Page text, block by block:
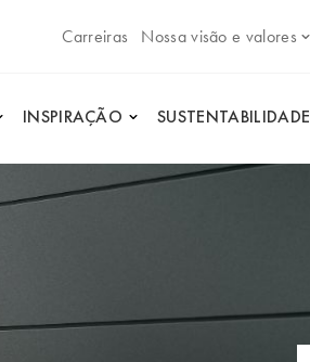
Carreiras
Nossa visão e valores
INSPIRAÇÃO SUSTENTABILIDADE